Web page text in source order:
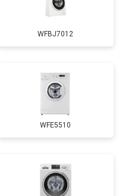
WFBJ7012
WFE5510